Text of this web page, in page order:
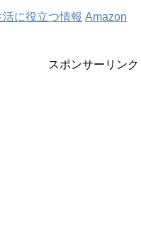
活に役立つ情報 Amazon
スポンサーリンク